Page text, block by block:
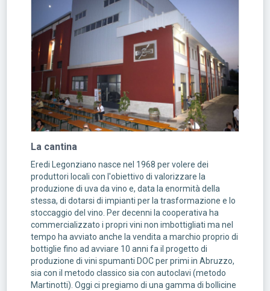
La cantina
Eredi Legonziano nasce nel 1968 per volere dei
produttori locali con l'obiettivo di valorizzare la
produzione di uva da vino e, data la enormità della
stessa, di dotarsi di impianti per la trasformazione e lo
stoccaggio del vino. Per decenni la cooperativa ha
commercializzato i propri vini non imbottigliati ma nel
tempo ha avviato anche la vendita a marchio proprio di
bottiglie fino ad avviare 10 anni fa il progetto di
produzione di vini spumanti DOC per primi in Abruzzo,
sia con il metodo classico sia con autoclavi (metodo
Martinotti). Oggi ci pregiamo di una gamma di bollicine